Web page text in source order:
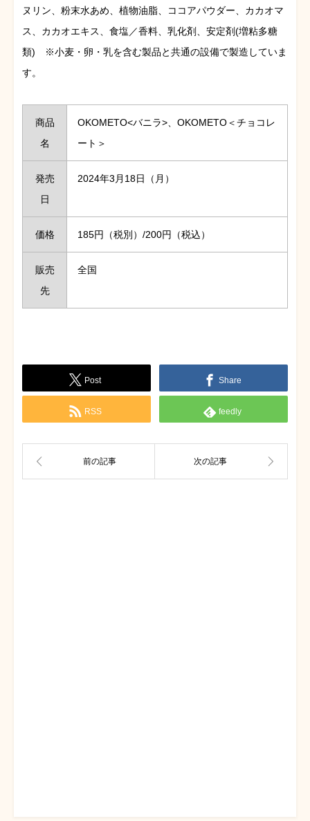
ヌリン、粉末水あめ、植物油脂、ココアパウダー、カカオマ
ス、カカオエキス、食塩／香料、乳化剤、安定剤(増粘多糖
類) ※小麦・卵・乳を含む製品と共通の設備で製造していま
す。
商品
名
OKOMETO<バニラ>、OKOMETO＜チョコレ
ート＞
発売
日
2024年3月18日（月）
価格 185円（税別）/200円（税込）
販売
先
全国
Post Share
RSS feedly